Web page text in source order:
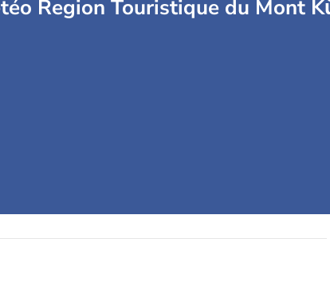
Region Touristique du Mont